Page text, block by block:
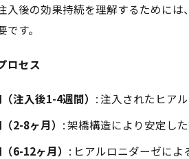
入後の効果持続を理解するために
す。
ロセス
注入後1-4週間） : 注入されたヒア
2-8ヶ月） : 架橋構造により安定し
6-12ヶ月） : ヒアルロニダーゼによ